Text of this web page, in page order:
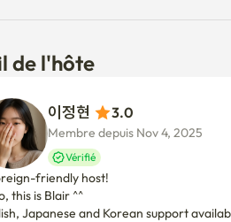
de l'hôte
3.0
Membre depuis Nov 4, 2025
Vérifié
friendly host!
this is Blair ^^
Japanese and Korean support